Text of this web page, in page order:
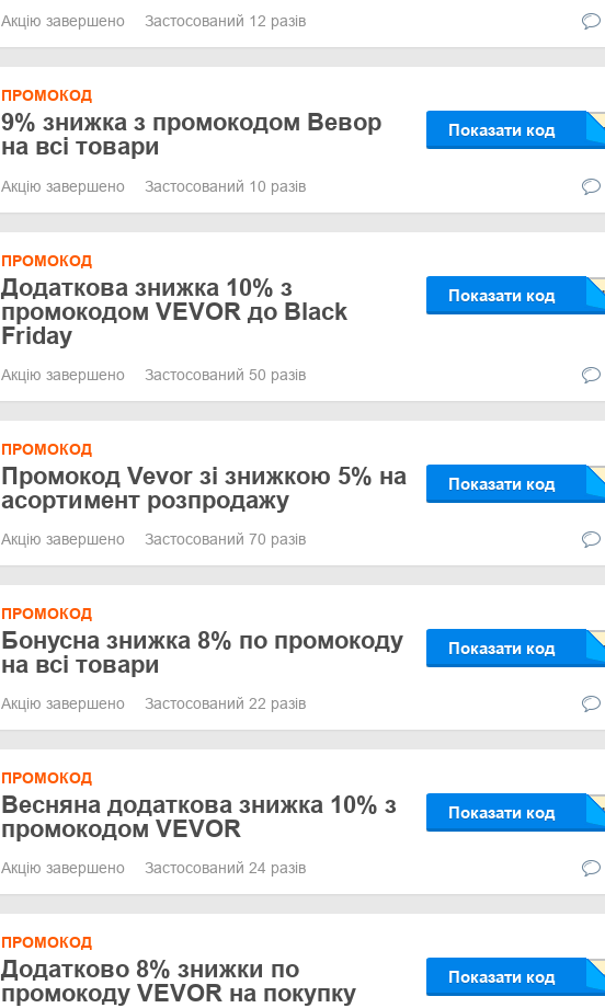
Акцію завершено Застосований 12 разів
ПРОМОКОД
9% знижка з промокодом Вевор
на всі товари
Показати код
Акцію завершено Застосований 10 разів
ПРОМОКОД
Додаткова знижка 10% з
промокодом VEVOR до Black
Friday
Показати код
Акцію завершено Застосований 50 разів
ПРОМОКОД
Промокод Vevor зі знижкою 5% на
асортимент розпродажу
Показати код
Акцію завершено Застосований 70 разів
ПРОМОКОД
Бонусна знижка 8% по промокоду
на всі товари
Показати код
Акцію завершено Застосований 22 разів
ПРОМОКОД
Весняна додаткова знижка 10% з
промокодом VEVOR
Показати код
Акцію завершено Застосований 24 разів
ПРОМОКОД
Додатково 8% знижки по
промокоду VEVOR на покупку
Показати код